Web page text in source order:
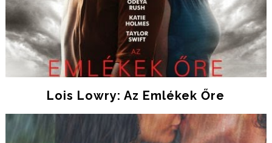
Lois Lowry: Az Emlékek Őre